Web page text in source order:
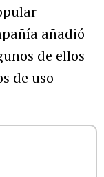
añadió
de ellos
de uso